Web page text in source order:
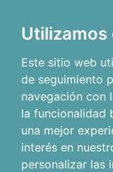
Utilizamos
Este sitio web
de seguimiento
navegación con
la funcionalidad
una mejor
interés en
personalizar las